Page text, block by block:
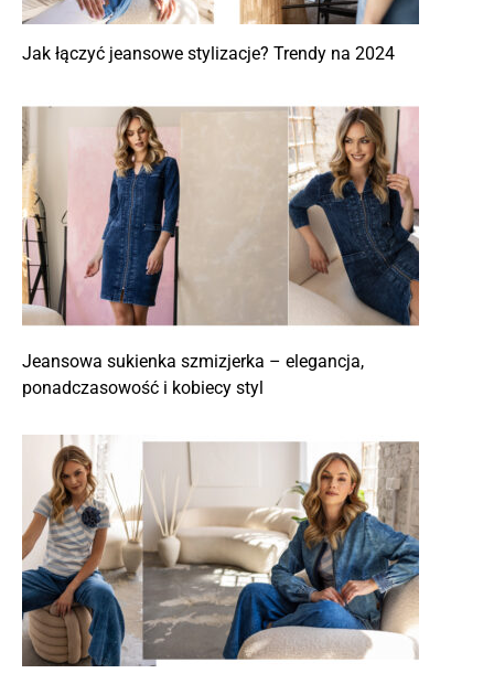
Jak łączyć jeansowe stylizacje? Trendy na 2024
Jeansowa sukienka szmizjerka – elegancja,
ponadczasowość i kobiecy styl